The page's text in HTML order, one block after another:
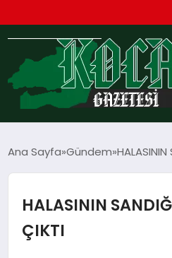
TEKNOLOJI
EKONOMI
Ana Sayfa Gündem HALASININ
HALASININ
ÇIKTI